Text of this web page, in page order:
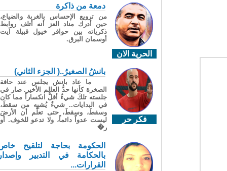
الحرية الان
دمعة من ذاكرة
من ترويع الإحساس بالغربة والضياع،
حين أدرك مناد العز أنه أتلف روابط
ذكرياته بين حوافر خيول قبيلة آيت
أوسمان البرق.
فكر حر
بانشُ الصغيرُ..( الجزء الثاني)
ما عاد بانش يجلس عند حافة
الصخرة كأنها حدُّ العالم الأخير. صار في
جلسته تلكَ شيءٌ أقلُّ انكساراً مما كان
في البدايات.. شيءٌ يُشبِه من سقطَ،
وسقطَ، وسقطَ، حتى تعلّم أن الأرضَ
ليست عدواً دائماً، ولا تدعو للخوف. أو
ر�
الحكومة بحاجة لتلقيح خاص
بالحكامة في التدبير وإصدار
القرارات...